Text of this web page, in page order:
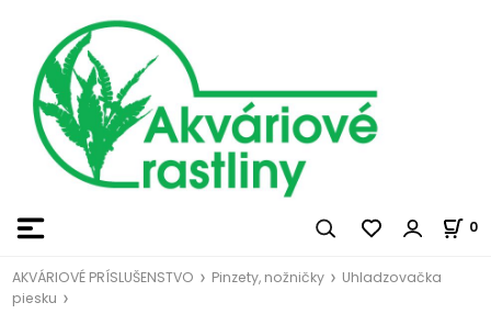
0
AKVÁRIOVÉ PRÍSLUŠENSTVO Pinzety, nožničky
Uhladzovačka
piesku